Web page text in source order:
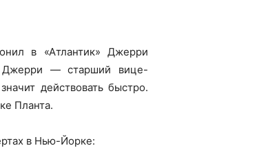
в «Атлантик» Джерри
Джерри — старший вице-
действовать быстро.
Планта.
в Нью-Йорке: